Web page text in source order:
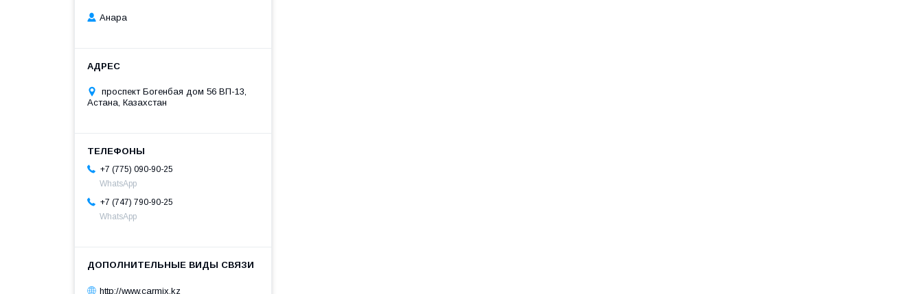
Анара
проспект Богенбая дом 56 ВП-13,
Астана, Казахстан
+7 (775) 090-90-25
WhatsApp
+7 (747) 790-90-25
WhatsApp
http://www.carmix.kz